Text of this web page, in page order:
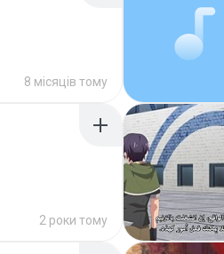
8 місяців тому
2 роки тому